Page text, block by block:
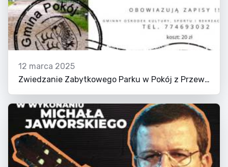
12 marca 2025
Zwiedzanie Zabytkowego Parku w Pokój z Przewodnikiem